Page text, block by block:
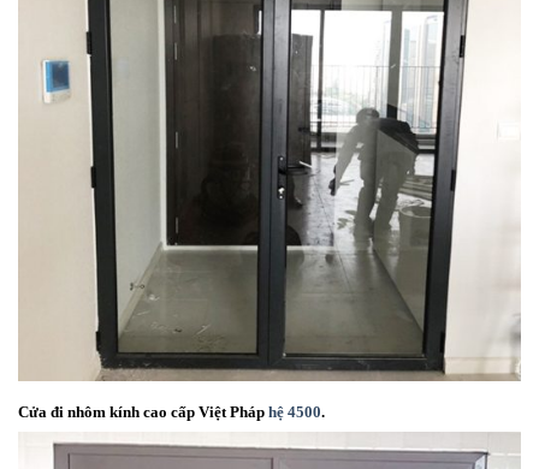
Cửa đi nhôm kính cao cấp Việt Pháp hệ 4500.